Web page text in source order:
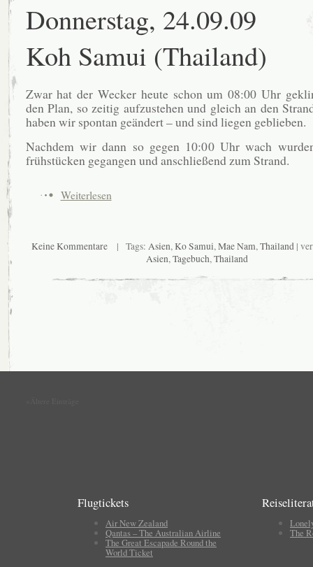
Donnerstag, 24.09.09
Koh Samui (Thailand)
Zwar hat der Wecker heute schon um 08:00 Uhr
den Plan, so zeitig aufzustehen und gleich an den
haben wir spontan geändert – und sind liegen geblieben.
Nachdem wir dann so gegen 10:00 Uhr wach
frühstücken gegangen und anschließend zum Strand.
Weiterlesen
Keine Kommentare| Tags: Asien,Ko Samui,Mae Nam,Thailand|
Asien,Tagebuch,Thailand
Flugtickets
Air New Zealand
Qantas – The Australian Airline
The Great Escapade Round the
World Ticket
The